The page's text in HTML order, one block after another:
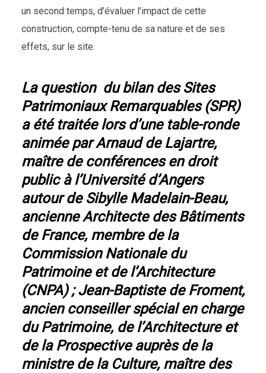
un second temps, d’évaluer l’impact de cette
construction, compte-tenu de sa nature et de ses
effets, sur le site.
La question du bilan des Sites
Patrimoniaux Remarquables (SPR)
a été traitée lors d’une table-ronde
animée par Arnaud de Lajartre,
maître de conférences en droit
public à l’Université d’Angers
autour de Sibylle Madelain-Beau,
ancienne Architecte des Bâtiments
de France, membre de la
Commission Nationale du
Patrimoine et de l’Architecture
(CNPA) ; Jean-Baptiste de Froment,
ancien conseiller spécial en charge
du Patrimoine, de l’Architecture et
de la Prospective auprès de la
ministre de la Culture, maître des